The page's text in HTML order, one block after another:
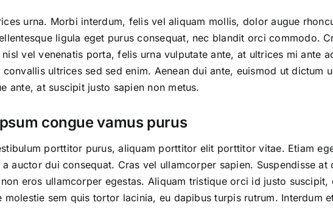
urna. Morbi interdum, felis vel aliquam mollis, dolor augue
ligula eget purus consequat, nec blandit orci commodo.
vel venenatis porta, felis urna vulputate ante, at ultrices mi ante
ultrices sed sed enim. Aenean dui ante, euismod ut
ante, at suscipit justo sapien non metus.
congue vamus purus
porttitor purus, aliquam porttitor elit porttitor vitae. Etiam
auctor dui consequat. Cras vel ullamcorper sapien. Suspendisse
eros ullamcorper egestas. Aliquam tristique orci id justo
molestie sem quis tortor lacinia, eu dapibus turpis rutrum. Interdum